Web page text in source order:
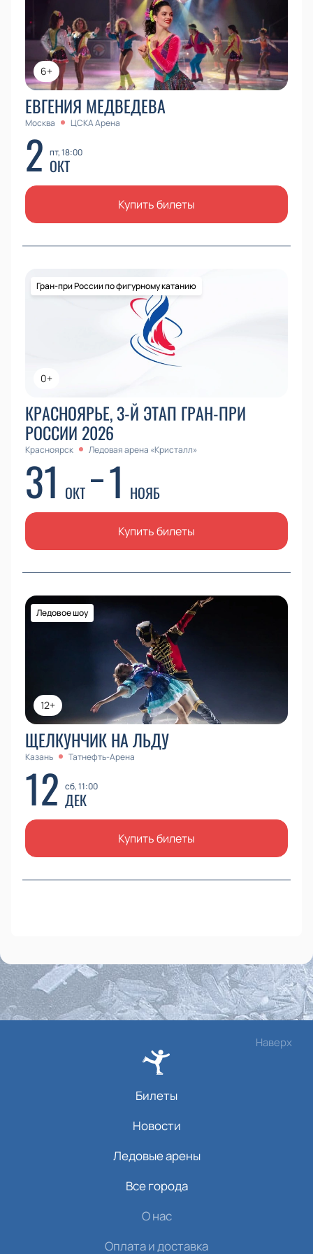
6+
ЕВГЕНИЯ МЕДВЕДЕВА
Москва ЦСКА Арена
2 пт, 18:00
ОКТ
Купить билеты
0+
Гран-при России по фигурному катанию
КРАСНОЯРЬЕ, 3-Й ЭТАП ГРАН-ПРИ
РОССИИ 2026
Красноярск Ледовая арена «Кристалл»
31 ОКТ 1 НОЯБ
Купить билеты
12+
Ледовое шоу
ЩЕЛКУНЧИК НА ЛЬДУ
Казань Татнефть-Арена
12 сб, 11:00
ДЕК
Купить билеты
Наверх
Билеты
Новости
Ледовые арены
Все города
О нас
Оплата и доставка